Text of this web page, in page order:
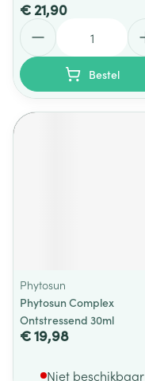
€ 21,90
Bestel
Phytosun
Phytosun Complex
Ontstressend 30ml
€ 19,98
Niet beschikbaar